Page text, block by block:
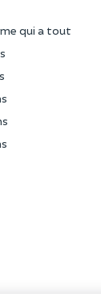
qui a tout